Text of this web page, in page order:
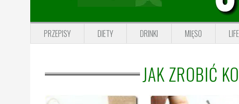
PRZEPISY DIETY DRINKI MIĘSO
JAK ZROBIĆ